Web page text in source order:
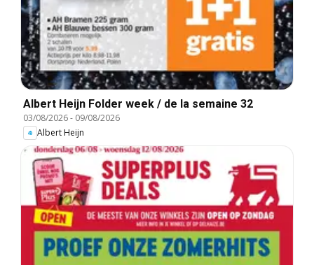
Albert Heijn Folder week / de la semaine 32
03/08/2026- 09/08/2026
Albert Heijn